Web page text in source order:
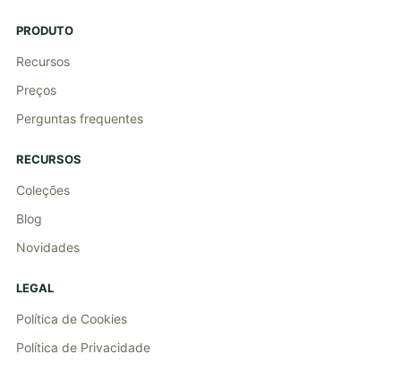
PRODUTO
Recursos
Preços
Perguntas frequentes
RECURSOS
Coleções
Blog
Novidades
LEGAL
Política de Cookies
Política de Privacidade